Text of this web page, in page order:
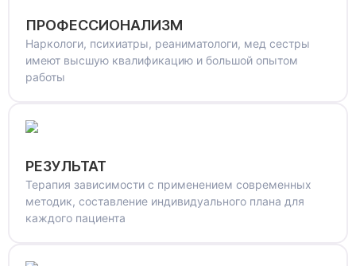
ПРОФЕССИОНАЛИЗМ
Наркологи, психиатры, реаниматологи, мед сестры
имеют высшую квалификацию и большой опытом
работы
РЕЗУЛЬТАТ
Терапия зависимости с применением современных
методик, составление индивидуального плана для
каждого пациента